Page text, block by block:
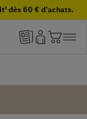
dès 60 € d'achats.